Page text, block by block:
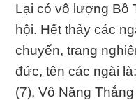
Lại có vô lượng Bồ
hội. Hết thảy các
chuyển, trang
đức, tên các ngài
(7), Vô Năng